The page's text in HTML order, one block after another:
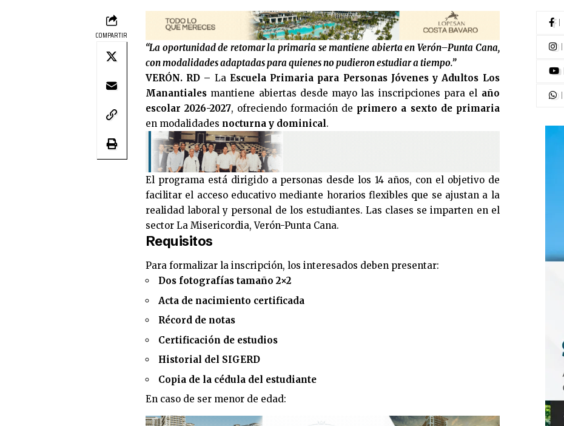
COMPARTIR
“La oportunidad de retomar la primaria se mantiene abierta en Verón–Punta Cana,
con modalidades adaptadas para quienes no pudieron estudiar a tiempo.”
VERÓN. RD – La Escuela Primaria para Personas Jóvenes y Adultos Los
Manantiales mantiene abiertas desde mayo las inscripciones para el año
escolar 2026-2027, ofreciendo formación de primero a sexto de primaria
en modalidades nocturna y dominical.
El programa está dirigido a personas desde los 14 años, con el objetivo de
facilitar el acceso educativo mediante horarios flexibles que se ajustan a la
realidad laboral y personal de los estudiantes. Las clases se imparten en el
sector La Misericordia, Verón-Punta Cana.
Requisitos
Para formalizar la inscripción, los interesados deben presentar:
Dos fotografías tamaño 2×2
Acta de nacimiento certificada
Récord de notas
Certificación de estudios
Historial del SIGERD
Copia de la cédula del estudiante
En caso de ser menor de edad: